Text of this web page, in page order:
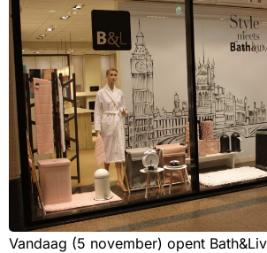
Vandaag (5 november) opent